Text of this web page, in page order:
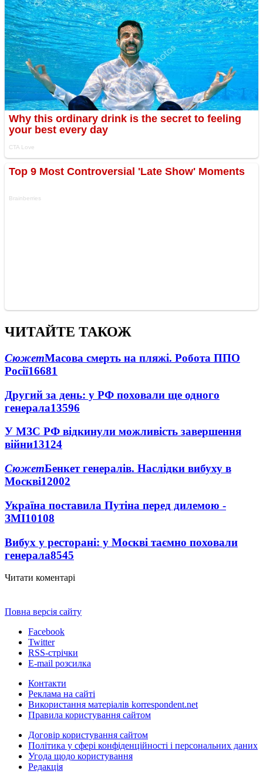
ЧИТАЙТЕ ТАКОЖ
СюжетМасова смерть на пляжі. Робота ППО
Росії16681
Другий за день: у РФ поховали ще одного
генерала13596
У МЗС РФ відкинули можливість завершення
війни13124
СюжетБенкет генералів. Наслідки вибуху в
Москві12002
Україна поставила Путіна перед дилемою -
ЗМІ10108
Вибух у ресторані: у Москві таємно поховали
генерала8545
Читати коментарі
Повна версія сайту
Facebook
Twitter
RSS-стрічки
E-mail розсилка
Контакти
Реклама на сайті
Використання матеріалів korrespondent.net
Правила користування сайтом
Договір користування сайтом
Політика у сфері конфіденційності і персональних даних
Угода щодо користування
Редакція